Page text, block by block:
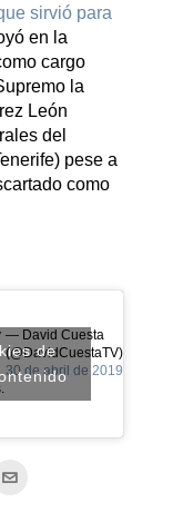
sirvió para
en la
cargo
la
León
del
pese a
como
— David Cuesta
(@DavidCuestaTV)
30 de abril de 2019
de